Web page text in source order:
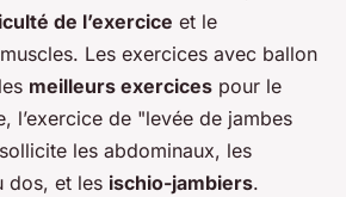
de l’exercice et le
Les exercices avec ballon
meilleurs exercices pour le
l’exercice de "levée de jambes
les abdominaux, les
dos, et les ischio-jambiers.